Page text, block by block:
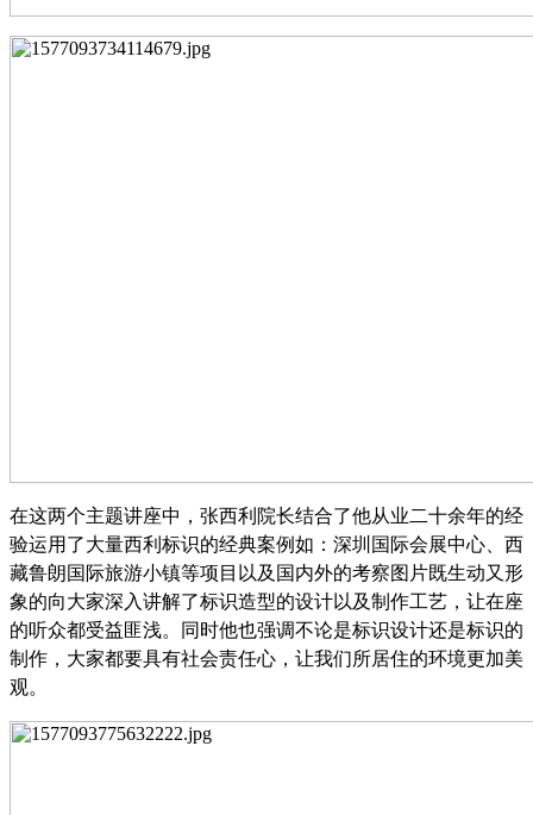
在这两个主题讲座中，张西利院长结合了他从业二十余年的经
验运用了大量西利标识的经典案例如：深圳国际会展中心、西
藏鲁朗国际旅游小镇等项目以及国内外的考察图片既生动又形
象的向大家深入讲解了标识造型的设计以及制作工艺，让在座
的听众都受益匪浅。同时他也强调不论是标识设计还是标识的
制作，大家都要具有社会责任心，让我们所居住的环境更加美
观。